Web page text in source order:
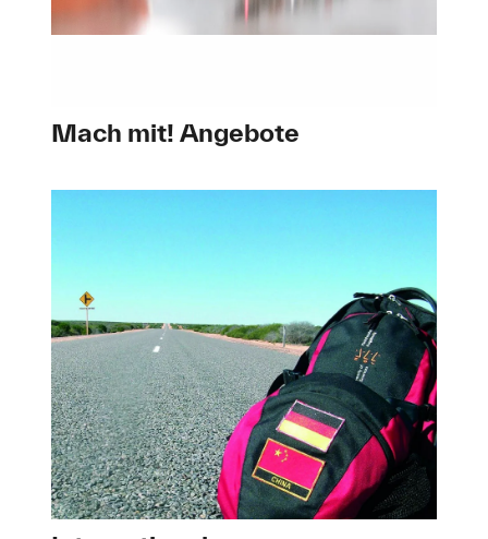
Mach mit! Angebote